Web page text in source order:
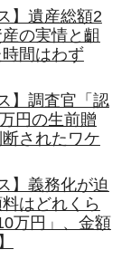
】遺産総額2
の実情と齟
間はわず
】調査官「認
円の生前贈
されたワケ
】義務化が迫
はどれくら
万円」、金額